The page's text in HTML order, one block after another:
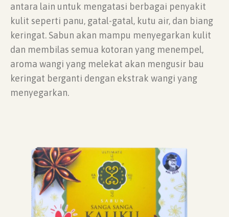
antara lain untuk mengatasi berbagai penyakit
kulit seperti panu, gatal-gatal, kutu air, dan biang
keringat. Sabun akan mampu menyegarkan kulit
dan membilas semua kotoran yang menempel,
aroma wangi yang melekat akan mengusir bau
keringat berganti dengan ekstrak wangi yang
menyegarkan.